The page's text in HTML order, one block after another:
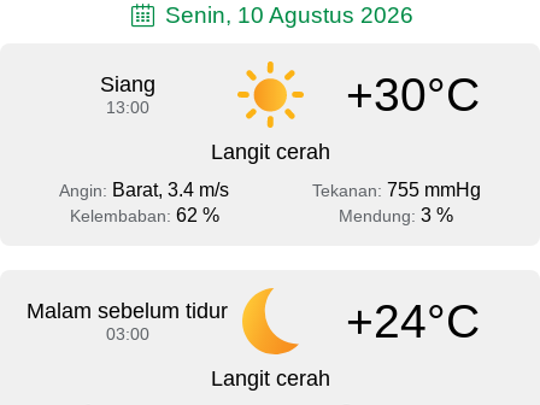
Senin, 10 Agustus 2026
Siang
13:00 +30°C
Langit cerah
Angin: Barat, 3.4 m/s Tekanan: 755 mmHg
Kelembaban: 62 % Mendung: 3 %
Malam sebelum tidur
03:00 +24°C
Langit cerah